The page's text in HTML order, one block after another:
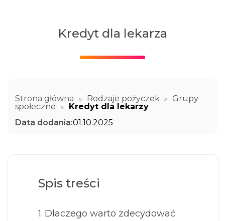
Kredyt dla lekarza
Strona główna » Rodzaje pożyczek » Grupy
społeczne » Kredyt dla lekarzy
Data dodania:01.10.2025
Spis treści
Dlaczego warto zdecydować